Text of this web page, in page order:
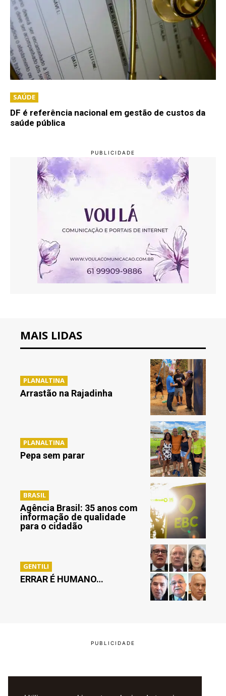
SAÚDE
DF é referência nacional em gestão de custos da
saúde pública
MAIS LIDAS
PLANALTINA
Arrastão na Rajadinha
PLANALTINA
Pepa sem parar
BRASIL
Agência Brasil: 35 anos com
informação de qualidade
para o cidadão
GENTILI
ERRAR É HUMANO…